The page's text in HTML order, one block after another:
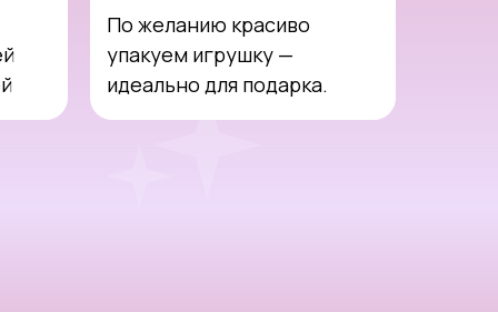
По желанию красиво
упакуем игрушку —
идеально для подарка.